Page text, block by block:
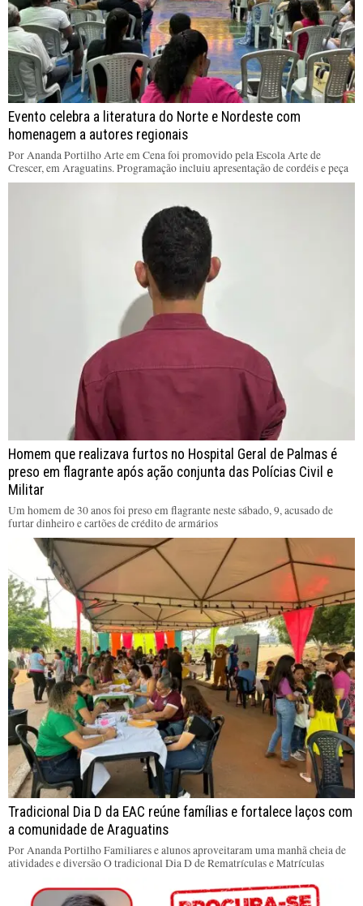
Evento celebra a literatura do Norte e Nordeste com
homenagem a autores regionais
Por Ananda Portilho Arte em Cena foi promovido pela Escola Arte de
Crescer, em Araguatins. Programação incluiu apresentação de cordéis e peça
Homem que realizava furtos no Hospital Geral de Palmas é
preso em flagrante após ação conjunta das Polícias Civil e
Militar
Um homem de 30 anos foi preso em flagrante neste sábado, 9, acusado de
furtar dinheiro e cartões de crédito de armários
Tradicional Dia D da EAC reúne famílias e fortalece laços com
a comunidade de Araguatins
Por Ananda Portilho Familiares e alunos aproveitaram uma manhã cheia de
atividades e diversão O tradicional Dia D de Rematrículas e Matrículas